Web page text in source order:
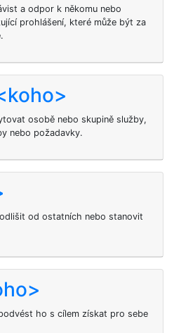
a odpor k někomu nebo
prohlášení, které může být za
osobě nebo skupině služby,
nebo požadavky.
od ostatních nebo stanovit
ho s cílem získat pro sebe